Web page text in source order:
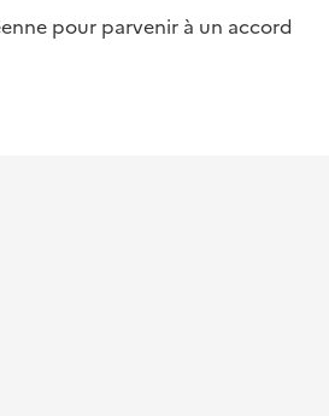
pour parvenir à un accord